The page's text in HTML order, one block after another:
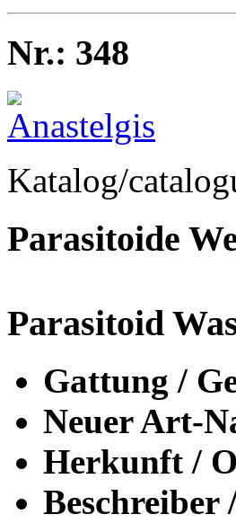
Nr.: 348
Katalog/
Parasitoide
Parasitoid
Gattung /
Neuer Art-
Herkunft /
Beschreiber